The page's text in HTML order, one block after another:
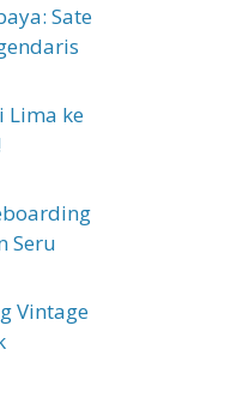
Sate
Lima ke
Seru
Vintage